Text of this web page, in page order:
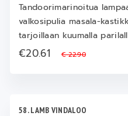
Tandoorimarinoitua
valkosipulia masala-
tarjoillaan kuumalla
€20.61€ 22.90
58. LAMB VINDALOO